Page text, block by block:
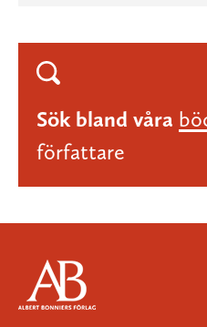
Sök bland våra
författare